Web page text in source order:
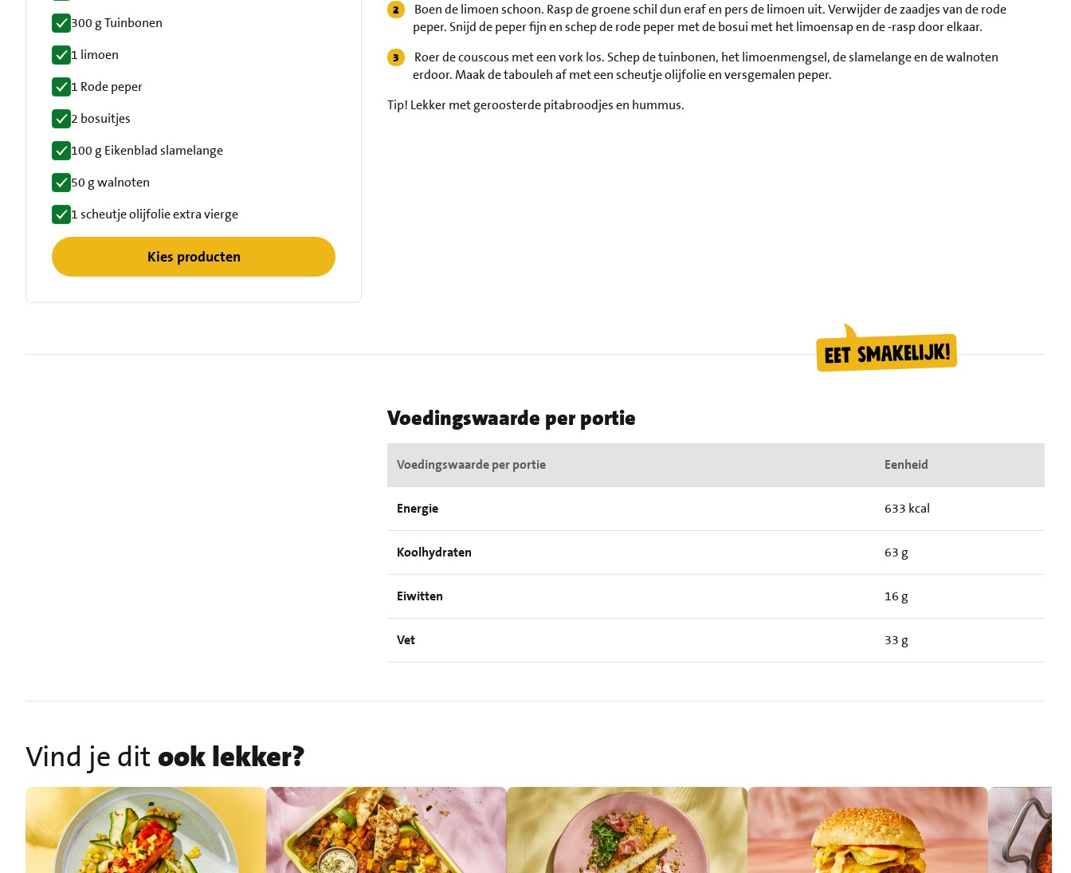
300 g Tuinbonen
1 limoen
1 Rode peper
2 bosuitjes
100 g Eikenblad slamelange
50 g walnoten
1 scheutje olijfolie extra vierge
Kies producten
Boen de limoen schoon. Rasp de groene schil dun eraf en pers de limoen uit. Verwijder de zaadjes van de rode
peper. Snijd de peper fijn en schep de rode peper met de bosui met het limoensap en de -rasp door elkaar.
Roer de couscous met een vork los. Schep de tuinbonen, het limoenmengsel, de slamelange en de walnoten
erdoor. Maak de tabouleh af met een scheutje olijfolie en versgemalen peper.
Tip! Lekker met geroosterde pitabroodjes en hummus.
Voedingswaarde per portie
Voedingswaarde per portie Eenheid
Energie 633 kcal
Koolhydraten 63 g
Eiwitten 16 g
Vet 33 g
Vind je ditook lekker?